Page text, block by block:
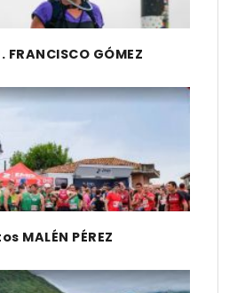
FRANCISCO GÓMEZ
MALÉN PÉREZ